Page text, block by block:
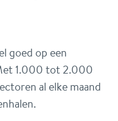
goed op een
1.000 tot 2.000
al elke maand